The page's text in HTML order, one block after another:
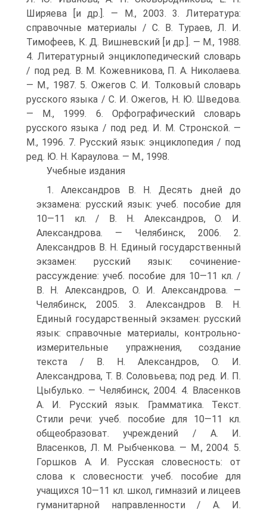
Ширяева [и др.]. — М., 2003. 3. Литература:
справочные материалы / С. В. Тураев, Л. И.
Тимофеев, К. Д. Вишневский [и др.]. — М., 1988.
4. Литературный энциклопедический словарь
/ под ред. В. М. Кожевникова, П. А. Николаева.
— М., 1987. 5. Ожегов С. И. Толковый словарь
русского языка / С. И. Ожегов, Н. Ю. Шведова.
— М., 1999. 6. Орфографический словарь
русского языка / под ред. И. М. Стронской. —
М., 1996. 7. Русский язык: энциклопедия / под
ред. Ю. Н. Караулова. — М., 1998.
Учебные издания
1. Александров В. Н. Десять дней до
экзамена: русский язык: учеб. пособие для
10—11 кл. / В. Н. Александров, О. И.
Александрова. — Челябинск, 2006. 2.
Александров В. Н. Единый государственный
экзамен: русский язык: сочинение-
рассуждение: учеб. пособие для 10—11 кл. /
В. Н. Александров, О. И. Александрова. —
Челябинск, 2005. 3. Александров В. Н.
Единый государственный экзамен: русский
язык: справочные материалы, контрольно-
измерительные упражнения, создание
текста / В. Н. Александров, О. И.
Александрова, Т. В. Соловьева; под ред. И. П.
Цыбулько. — Челябинск, 2004. 4. Власенков
А. И. Русский язык. Грамматика. Текст.
Стили речи: учеб. пособие для 10—11 кл.
общеобразоват. учреждений / А. И.
Власенков, Л. М. Рыбченкова. — М., 2004. 5.
Горшков А. И. Русская словесность: от
слова к словесности: учеб. пособие для
учащихся 10—11 кл. школ, гимназий и лицеев
гуманитарной направленности / А. И.